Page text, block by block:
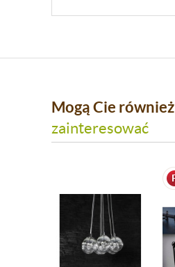
Mogą Cie również
zainteresować